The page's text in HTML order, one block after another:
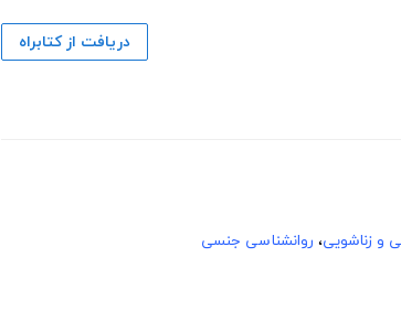
دریافت از کتابراه
و زناشویی، روانشناسی جنسی